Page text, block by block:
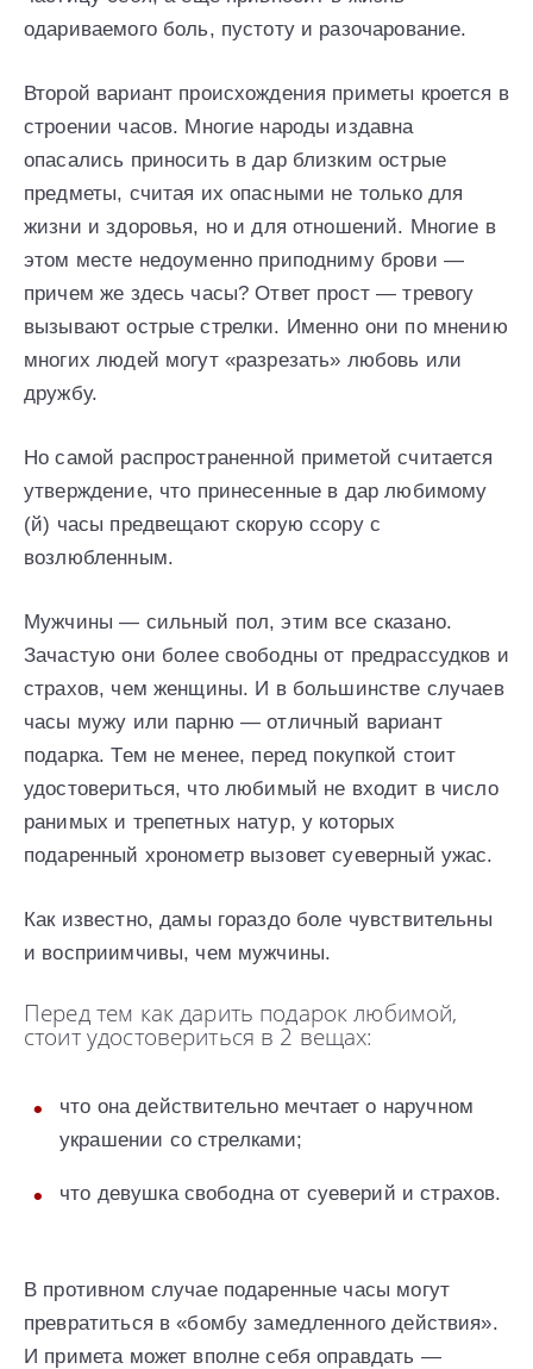
одариваемого боль, пустоту и разочарование.
Второй вариант происхождения приметы кроется в
строении часов. Многие народы издавна
опасались приносить в дар близким острые
предметы, считая их опасными не только для
жизни и здоровья, но и для отношений. Многие в
этом месте недоуменно приподниму брови —
причем же здесь часы? Ответ прост — тревогу
вызывают острые стрелки. Именно они по мнению
многих людей могут «разрезать» любовь или
дружбу.
Но самой распространенной приметой считается
утверждение, что принесенные в дар любимому
(й) часы предвещают скорую ссору с
возлюбленным.
Мужчины — сильный пол, этим все сказано.
Зачастую они более свободны от предрассудков и
страхов, чем женщины. И в большинстве случаев
часы мужу или парню — отличный вариант
подарка. Тем не менее, перед покупкой стоит
удостовериться, что любимый не входит в число
ранимых и трепетных натур, у которых
подаренный хронометр вызовет суеверный ужас.
Как известно, дамы гораздо боле чувствительны
и восприимчивы, чем мужчины.
Перед тем как дарить подарок любимой,
стоит удостовериться в 2 вещах:
что она действительно мечтает о наручном
украшении со стрелками;
что девушка свободна от суеверий и страхов.
В противном случае подаренные часы могут
превратиться в «бомбу замедленного действия».
И примета может вполне себя оправдать —